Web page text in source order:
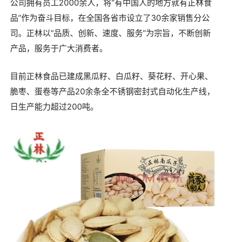
公司拥有员工2000余人，将“有中国人的地方就有正林食
品”作为奋斗目标，在全国各省市设立了30余家销售分公
司。正林以“品质、创新、速度、服务”为宗旨，不断创新
产品，服务于广大消费者。
目前正林食品已建成黑瓜籽、白瓜籽、葵花籽、开心果、
脆枣、蛋卷等产品20余条全不锈钢密封式自动化生产线，
日生产能力超过200吨。